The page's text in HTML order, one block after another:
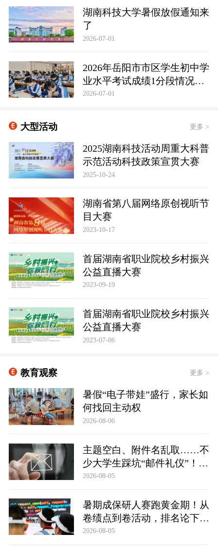
湖南科技大学暑假放假通知来
了
2026-07-01
2026年岳阳市市区学生初中学
业水平考试成绩1分段情况统
计表
2026-07-01
大型活动 更多 >
2025湖南科技活动周重大科普
示范活动科技政策宣贯大赛
2025-10-24
湖南省第八届网络原创视听节
目大赛
2023-10-17
首届湖南省职业院校乡村振兴
公益直播大赛
2023-09-19
首届湖南省职业院校乡村振兴
公益直播大赛
2023-07-06
教育观察 更多 >
暑假“电子带娃”盛行，家长如
何找回主动权
2026-08-06
主题空白、附件名乱取……不
少大学生踩坑“邮件礼仪”！贴
士：求职邮件可以这么写
2026-08-05
暑期成保研人赛跑黄金期！从
卷绩点到卷活动，排名论下拧
紧发条的大学生
2026-08-05